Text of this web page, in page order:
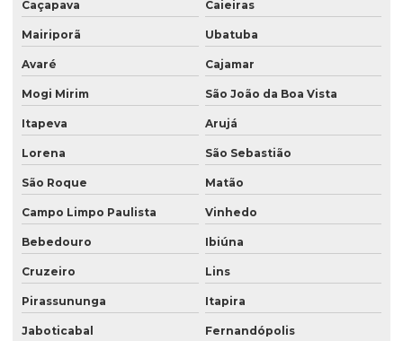
Saco valvulado para argamassa
Saco valvulado para cal
Saco valvulado para calcario
Saco valvulado para cimento
Saco valvulado para fertilizante
Saco valvulado impresso
Saco valvulado laminado
Saco valvulado laminado de rafia
Saco valvulado lateral
Saco valvulado com manga externa
Caçapava Caieiras
Mairiporã Ubatuba
Avaré Cajamar
Mogi Mirim São João da Boa Vista
Itapeva Arujá
Lorena São Sebastião
São Roque Matão
Campo Limpo Paulista Vinhedo
Bebedouro Ibiúna
Cruzeiro Lins
Pirassununga Itapira
Jaboticabal Fernandópolis